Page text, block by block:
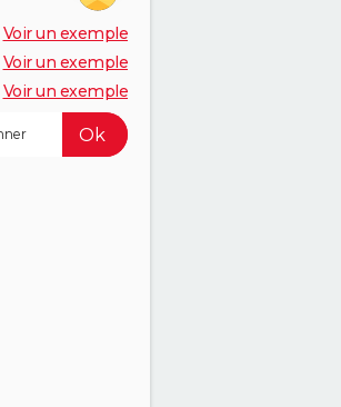
Voir un exemple
Voir un exemple
Voir un exemple